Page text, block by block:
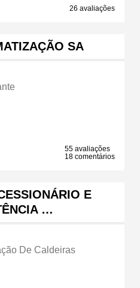
26 avaliações
SA
55 avaliações
18 comentários
E
…
De Caldeiras